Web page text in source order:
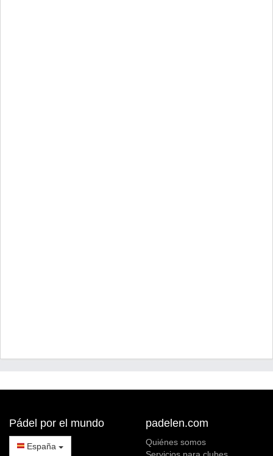
Pádel por el mundo
España
padelen.com
Quiénes somos